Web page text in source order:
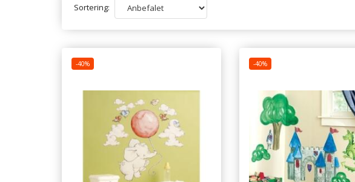
Sortering:
-40% -40%